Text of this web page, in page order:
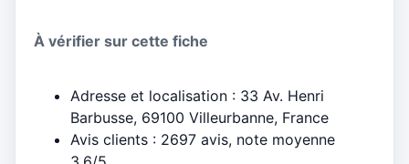
À vérifier sur cette fiche
Adresse et localisation : 33 Av. Henri
Barbusse, 69100 Villeurbanne, France
Avis clients : 2697 avis, note moyenne